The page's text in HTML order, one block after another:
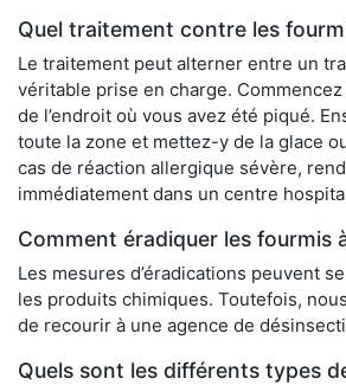
Quel traitement contre les
Le traitement peut alterner entre un
véritable prise en charge.
de l’endroit où vous avez été piqué.
toute la zone et mettez-y de la glace
cas de réaction allergique sévère,
immédiatement dans un centre
Comment éradiquer les fourmis
Les mesures d’éradications peuvent
les produits chimiques. Toutefois,
de recourir à une agence de
Quels sont les différents types